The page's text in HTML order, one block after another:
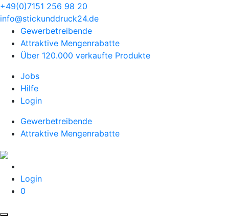
+49(0)7151 256 98 20‬
info@stickunddruck24.de
Gewerbetreibende
Attraktive Mengenrabatte
Über 120.000 verkaufte Produkte
Jobs
Hilfe
Login
Gewerbetreibende
Attraktive Mengenrabatte
Login
0